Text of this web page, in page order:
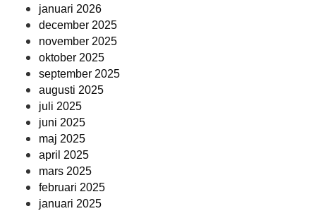
januari 2026
december 2025
november 2025
oktober 2025
september 2025
augusti 2025
juli 2025
juni 2025
maj 2025
april 2025
mars 2025
februari 2025
januari 2025